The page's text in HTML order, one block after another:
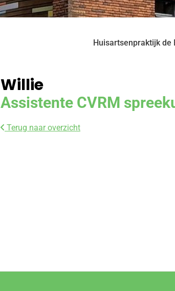
Huisartsenpraktijk de
Willie
Assistente CVRM
Terug naar overzicht